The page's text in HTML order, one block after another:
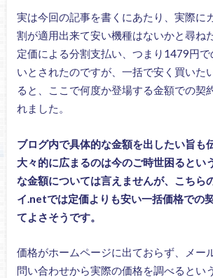
実は今回の記事を書くにあたり、実際に
割が適用出来て安い機種はないかと尋ね
定価による分割支払い、つまり1479円
いとされたのですが、一括で安く買いた
ると、ここで何度か登場する金額での契
れました。
ブログ内で具体的な金額を出したい旨も
大々的に広まるのは今のご時世困るとい
な金額については言えませんが、こちら
イ.netでは定価よりも安い一括価格での
てよさそうです。
価格がホームページに出ておらず、メー
問い合わせから実際の価格を調べるとい